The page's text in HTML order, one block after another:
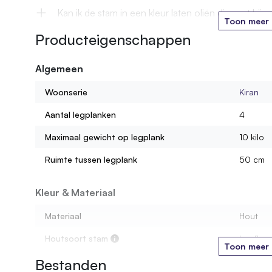
Kan ik de stam in een kleur laten oliën die past bij
Wordt de kast gemonteerd geleverd?
Uit wat voor materiaal bestaan de legplanken?
Toon meer
Producteigenschappen
Algemeen
Woonserie Kiran
Aantal legplanken 4
Maximaal gewicht op legplank 10 kilo
Ruimte tussen legplank 50 cm
Kleur & Materiaal
Materiaal Hout
Houtsoort stam
Kleur oliebehandeling
Toon meer
Bestanden